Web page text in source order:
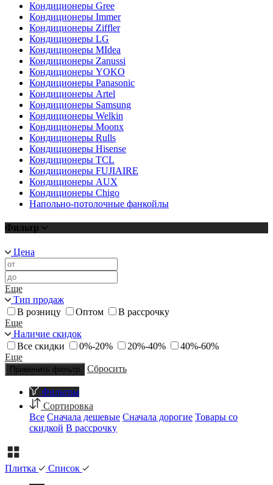
Кондиционеры Gree
Кондиционеры Immer
Кондиционеры Ziffler
Кондиционеры LG
Кондиционеры MIdea
Кондиционеры Zanussi
Кондиционеры YOKO
Кондиционеры Panasonic
Кондиционеры Artel
Кондиционеры Samsung
Кондиционеры Welkin
Кондиционеры Moonx
Кондиционеры Rulls
Кондиционеры Hisense
Кондиционеры TCL
Кондиционеры FUJIAIRE
Кондиционеры AUX
Кондиционеры Chigo
Напольно-потолочные фанкойлы
Фильтр
Цена
Еще
Тип продаж
В розницу
Оптом
В рассрочку
Еще
Наличие скидок
Все скидки
0%-20% 20%-40%
40%-60%
Еще
Применить фильтр Сбросить
Фильтры
Сортировка
Все Сначала дешевые Сначала дорогие Товары со
скидкой В рассрочку
Плитка
Список